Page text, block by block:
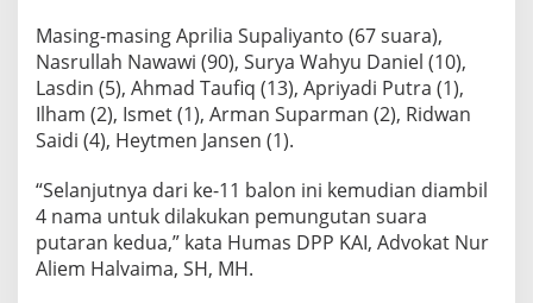
Masing-masing Aprilia Supaliyanto (67 suara),
Nasrullah Nawawi (90), Surya Wahyu Daniel (10),
Lasdin (5), Ahmad Taufiq (13), Apriyadi Putra (1),
Ilham (2), Ismet (1), Arman Suparman (2), Ridwan
Saidi (4), Heytmen Jansen (1).
“Selanjutnya dari ke-11 balon ini kemudian diambil
4 nama untuk dilakukan pemungutan suara
putaran kedua,” kata Humas DPP KAI, Advokat Nur
Aliem Halvaima, SH, MH.